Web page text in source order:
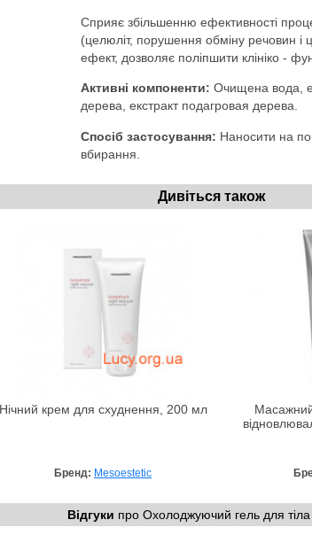
Сприяє збільшенню ефективності
(целюліт, порушення обміну речовин
ефект, дозволяє поліпшити клініко -
Активні компоненти: Очищена вода,
дерева, екстракт подагровая дерева.
Спосіб застосування: Наносити на
вбирання.
Дивіться також
Нічний крем для схуднення, 200 мл
Бренд: Mesoestetic
Відгуки про Охолоджуючий гель для